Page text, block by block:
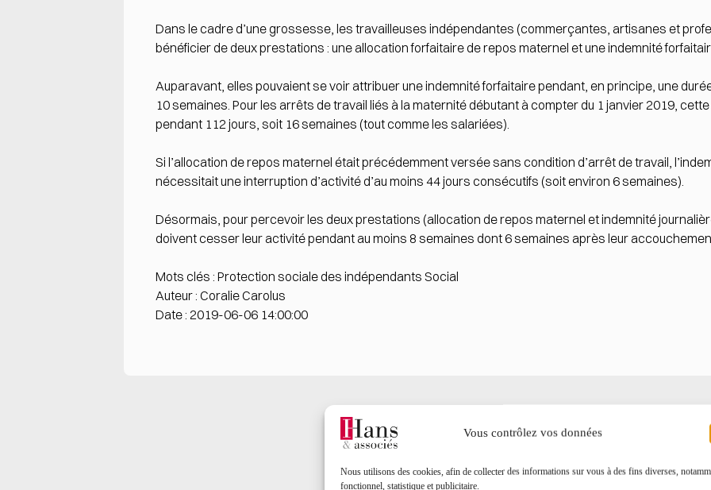
Vous contrôlez vos données
Nous utilisons des cookies, afin de collecter des informations sur vous à des fins diverses,
fonctionnel, statistique et publicitaire.
Dans le cadre d’une grossesse, les travailleuses indépendantes (commerçantes, artisanes et
bénéficier de deux prestations : une allocation forfaitaire de repos maternel et une indemnité
Auparavant, elles pouvaient se voir attribuer une indemnité forfaitaire pendant, en principe, une
10 semaines. Pour les arrêts de travail liés à la maternité débutant à compter du 1 janvier 2019,
pendant 112 jours, soit 16 semaines (tout comme les salariées).
Si l’allocation de repos maternel était précédemment versée sans condition d’arrêt de travail,
nécessitait une interruption d’activité d’au moins 44 jours consécutifs (soit environ 6 semaines).
Désormais, pour percevoir les deux prestations (allocation de repos maternel et indemnité
doivent cesser leur activité pendant au moins 8 semaines dont 6 semaines après leur
Mots clés : Protection sociale des indépendants Social
Auteur : Coralie Carolus
Date : 2019-06-06 14:00:00
Toutes les actualités